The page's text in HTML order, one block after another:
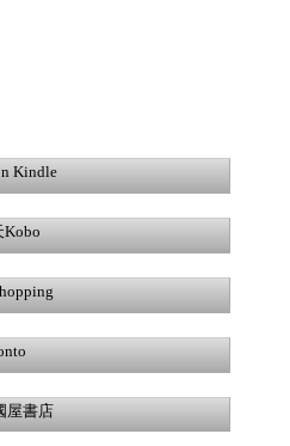
Kindle
Kobo
屋書店